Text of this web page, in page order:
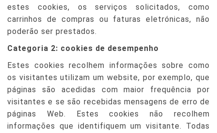
estes cookies, os serviços solicitados, como
carrinhos de compras ou faturas eletrónicas, não
poderão ser prestados.
Categoria 2: cookies de desempenho
Estes cookies recolhem informações sobre como
os visitantes utilizam um website, por exemplo, que
páginas são acedidas com maior frequência por
visitantes e se são recebidas mensagens de erro de
páginas Web. Estes cookies não recolhem
informações que identifiquem um visitante. Todas